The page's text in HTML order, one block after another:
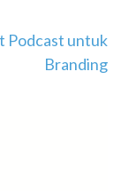
Podcast untuk
Branding